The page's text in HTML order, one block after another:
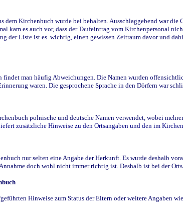
dem Kirchenbuch wurde bei behalten. Ausschlaggebend war
kam es auch vor, dass der Taufeintrag vom Kirchenpersonal
der Liste ist es wichtig, einen gewissen Zeitraum davor und
findet man häufig Abweichungen. Die Namen wurden
waren. Die gesprochene Sprache in den Dörfern war
polnische und deutsche Namen verwendet, wobei
zusätzliche Hinweise zu den Ortsangaben und den im
nur selten eine Angabe der Herkunft. Es wurde deshalb
doch wohl nicht immer richtig ist. Deshalb ist bei der
Hinweise zum Status der Eltern oder weitere Angaben